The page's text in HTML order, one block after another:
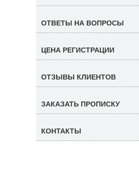
ОТВЕТЫ НА ВОПРОСЫ
ЦЕНА РЕГИСТРАЦИИ
ОТЗЫВЫ КЛИЕНТОВ
ЗАКАЗАТЬ ПРОПИСКУ
КОНТАКТЫ